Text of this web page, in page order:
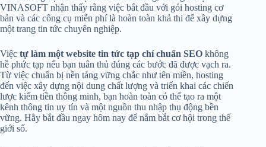
VINASOFT nhận thấy rằng việc bắt đầu với gói hosting cơ
bản và các công cụ miễn phí là hoàn toàn khả thi để xây dựng
một trang tin tức chuyên nghiệp.
Việc tự làm một website tin tức tạp chí chuẩn SEO không
hề phức tạp nếu bạn tuân thủ đúng các bước đã được vạch ra.
Từ việc chuẩn bị nền tảng vững chắc như tên miền, hosting
đến việc xây dựng nội dung chất lượng và triển khai các chiến
lược kiếm tiền thông minh, bạn hoàn toàn có thể tạo ra một
kênh thông tin uy tín và một nguồn thu nhập thụ động bền
vững. Hãy bắt đầu ngay hôm nay để nắm bắt cơ hội trong thế
giới số.